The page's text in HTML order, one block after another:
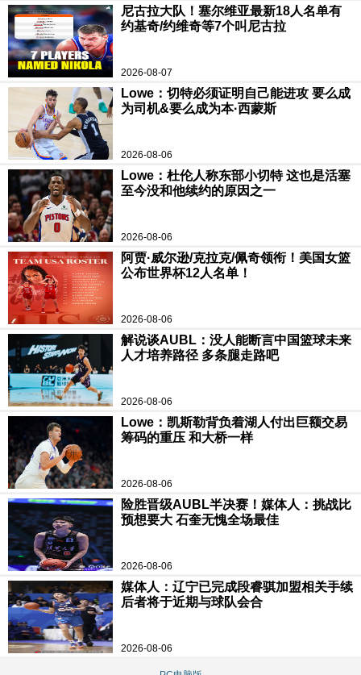
尼古拉大队！塞尔维亚最新18人名单有
约基奇/约维奇等7个叫尼古拉
2026-08-07
Lowe：切特必须证明自己能进攻 要么成
为司机&要么成为本·西蒙斯
2026-08-06
Lowe：杜伦人称东部小切特 这也是活塞
至今没和他续约的原因之一
2026-08-06
阿贾·威尔逊/克拉克/佩奇领衔！美国女篮
公布世界杯12人名单！
2026-08-06
解说谈AUBL：没人能断言中国篮球未来
人才培养路径 多条腿走路吧
2026-08-06
Lowe：凯斯勒背负着湖人付出巨额交易
筹码的重压 和大桥一样
2026-08-06
险胜晋级AUBL半决赛！媒体人：挑战比
预想要大 石奎无愧全场最佳
2026-08-06
媒体人：辽宁已完成段睿骐加盟相关手续
后者将于近期与球队会合
2026-08-06